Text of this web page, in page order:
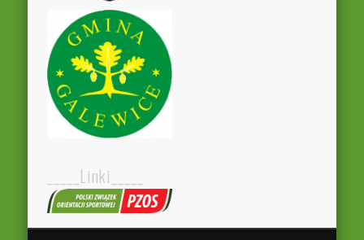
_____Linki_____